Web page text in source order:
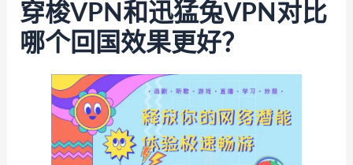
穿梭VPN和迅猛兔VPN对比
哪个回国效果更好？